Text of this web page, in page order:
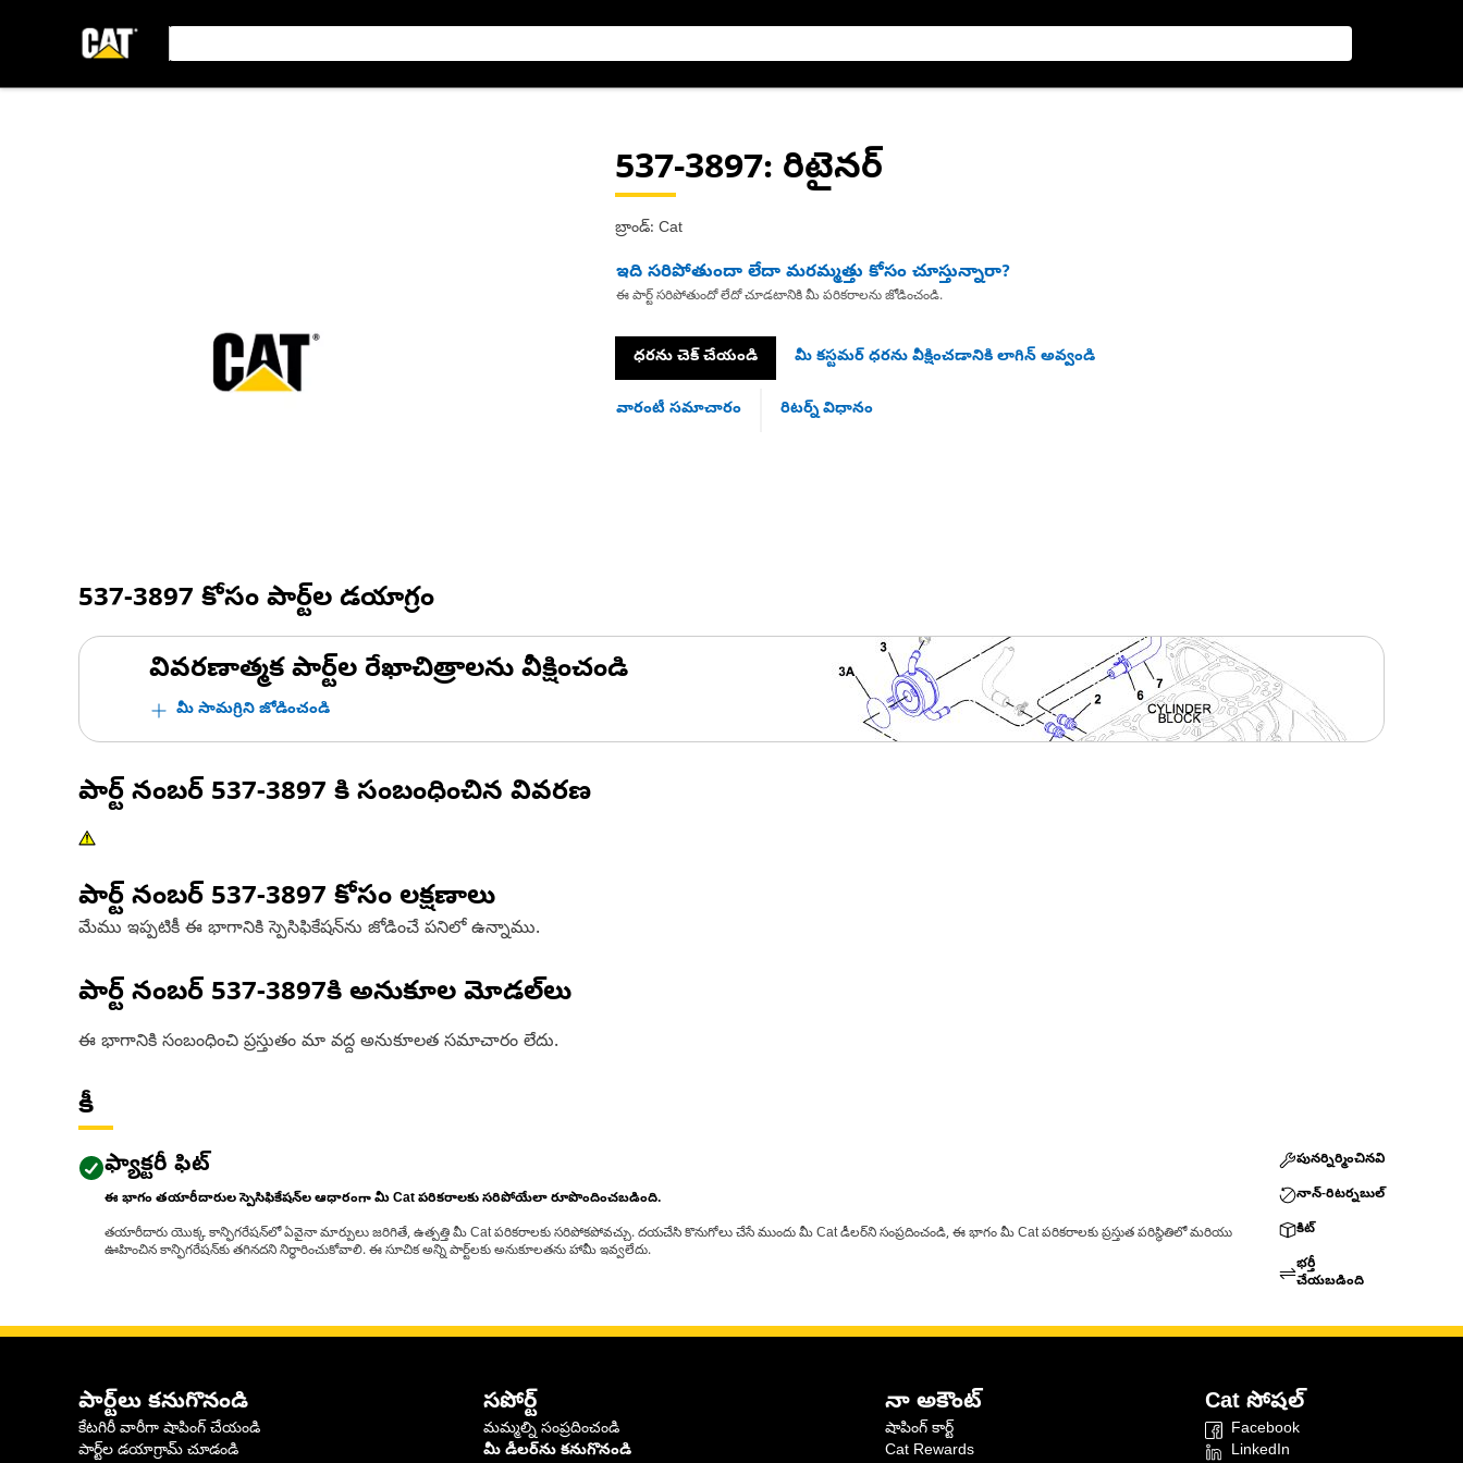
537-3897: రిటైనర్
బ్రాండ్: Cat
ఇది సరిపోతుందా లేదా మరమ్మత్తు కోసం చూస్తున్నారా?
ఈ పార్ట్ సరిపోతుందో లేదో చూడటానికి మీ పరికరాలను జోడించండి.
ధరను చెక్ చేయండి మీ కస్టమర్ ధరను వీక్షించడానికి లాగిన్ అవ్వండి
వారంటీ సమాచారం రిటర్న్ విధానం
537-3897 కోసం పార్ట్‌ల డయాగ్రం
వివరణాత్మక పార్ట్‌ల రేఖాచిత్రాలను వీక్షించండి
మీ సామగ్రిని జోడించండి
పార్ట్ నంబర్ 537-3897 కి సంబంధించిన వివరణ
పార్ట్ నంబర్ 537-3897 కోసం లక్షణాలు
మేము ఇప్పటికీ ఈ భాగానికి స్పెసిఫికేషన్‌ను జోడించే పనిలో ఉన్నాము.
పార్ట్ నంబర్ 537-3897కి అనుకూల మోడల్‌లు
ఈ భాగానికి సంబంధించి ప్రస్తుతం మా వద్ద అనుకూలత సమాచారం లేదు.
కీ
ఫ్యాక్టరీ ఫిట్
ఈ భాగం తయారీదారుల స్పెసిఫికేషన్‌ల ఆధారంగా మీ Cat పరికరాలకు సరిపోయేలా రూపొందించబడింది.
తయారీదారు యొక్క కాన్ఫిగరేషన్‌లో ఏవైనా మార్పులు జరిగితే, ఉత్పత్తి మీ Cat పరికరాలకు సరిపోకపోవచ్చు. దయచేసి కొనుగోలు చేసే ముందు మీ Cat డీలర్‌ని సంప్రదించండి, ఈ భాగం మీ Cat పరికరాలకు ప్రస్తుత పరిస్థితిలో మరియు
ఊహించిన కాన్ఫిగరేషన్‌కు తగినదని నిర్ధారించుకోవాలి. ఈ సూచిక అన్ని పార్ట్‌లకు అనుకూలతను హామీ ఇవ్వలేదు.
పునర్నిర్మించినవి
నాన్-రిటర్నబుల్
కిట్
భర్తీ
చేయబడింది
పార్ట్‌లు కనుగొనండి
కేటగిరీ వారీగా షాపింగ్ చేయండి
పార్ట్‌ల డయాగ్రామ్ చూడండి
సపోర్ట్
మమ్మల్ని సంప్రదించండి
మీ డీలర్‌ను కనుగొనండి
నా అకౌంట్
షాపింగ్ కార్ట్
Cat Rewards
Cat సోషల్
Facebook
LinkedIn